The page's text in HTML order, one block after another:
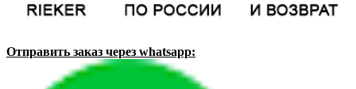
Отправить заказ через whatsapp: